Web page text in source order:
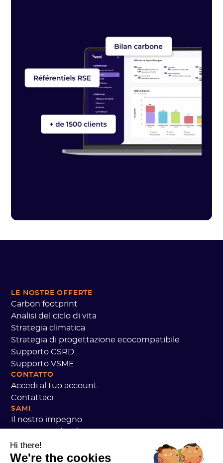
LE NOSTRE OFFERTE
Carbon footprint
Analisi del ciclo di vita
Strategia climatica
Strategia di progettazione ecocompatibile
Supporto CSRD
Supporto VSME
CONTATTO
Accedi al tuo account
Contattaci
SAMI
Il nostro impegno
Stiamo reclutando!
Dati personali
Hi there!
We're the cookies